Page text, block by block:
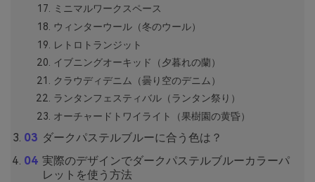
ミニマルワークスペース
ウィンターウール（冬のウール）
レトロトランジット
イブニングオーキッド（夕暮れの蘭）
クラウディデニム（曇り空のデニム）
ランタンフェスティバル（ランタン祭り）
オーチャードトワイライト（果樹園の黄昏）
ダークパステルブルーに合う色は？
実際のデザインでダークパステルブルーカラーパ
レットを使う方法